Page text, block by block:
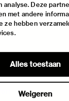
analyse. Deze
met andere
hebben
Alles toestaan
Weigeren